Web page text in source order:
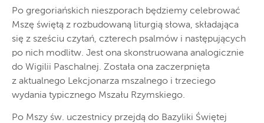
Po gregoriańskich nieszporach będziemy celebrować
Mszę świętą z rozbudowaną liturgią słowa, składająca
się z sześciu czytań, czterech psalmów i następujących
po nich modlitw. Jest ona skonstruowana analogicznie
do Wigilii Paschalnej. Została ona zaczerpnięta
z aktualnego Lekcjonarza mszalnego i trzeciego
wydania typicznego Mszału Rzymskiego.
Po Mszy św. uczestnicy przejdą do Bazyliki Świętej